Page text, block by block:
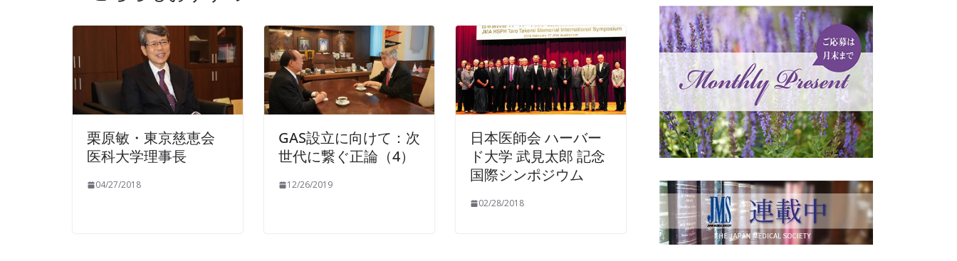
栗原敏・東京慈恵会
医科大学理事長
04/27/2018
GAS設立に向けて：次
世代に繋ぐ正論（4）
12/26/2019
日本医師会 ハーバー
ド大学 武見太郎 記念
国際シンポジウム
02/28/2018